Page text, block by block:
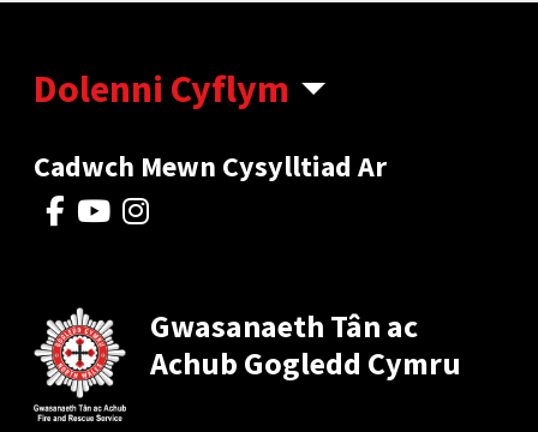
Dolenni Cyflym
Cadwch Mewn Cysylltiad Ar
Gwasanaeth Tân ac
Achub Gogledd Cymru